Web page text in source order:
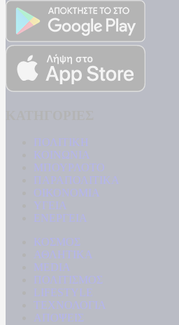
ΠΟΛΙΤΙΚΗ
ΚΟΙΝΩΝΙΑ
ΜΠΟΥΡΛΟΤΟ
ΠΑΡΑΠΟΛΙΤΙΚΑ
ΟΙΚΟΝΟΜΙΑ
ΥΓΕΙΑ
ΕΝΕΡΓΕΙΑ
ΚΟΣΜΟΣ
ΑΘΛΗΤΙΚΑ
MEDIA
ΠΟΛΙΤΙΣΜΟΣ
LIFESTYLE
ΤΕΧΝΟΛΟΓΙΑ
ΑΠΟΨΕΙΣ